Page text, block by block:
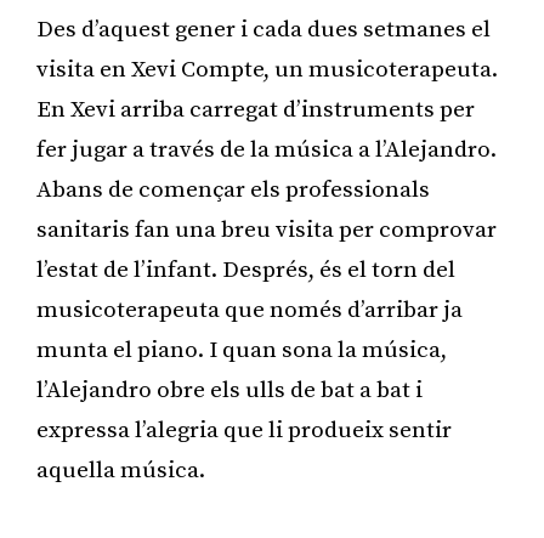
Des d’aquest gener i cada dues setmanes el
visita en Xevi Compte, un musicoterapeuta.
En Xevi arriba carregat d’instruments per
fer jugar a través de la música a l’Alejandro.
Abans de començar els professionals
sanitaris fan una breu visita per comprovar
l’estat de l’infant. Després, és el torn del
musicoterapeuta que només d’arribar ja
munta el piano. I quan sona la música,
l’Alejandro obre els ulls de bat a bat i
expressa l’alegria que li produeix sentir
aquella música.